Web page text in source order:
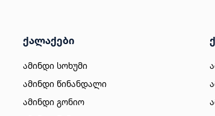
ქალაქები
ამინდი სოხუმი
ამინდი წინანდალი
ამინდი გონიო